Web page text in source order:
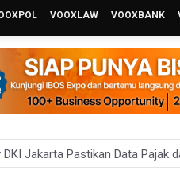
VOOXLAW VOOXBANK
Jakarta Pastikan Data Pajak
Ekonomi 5,3 Persen Belum